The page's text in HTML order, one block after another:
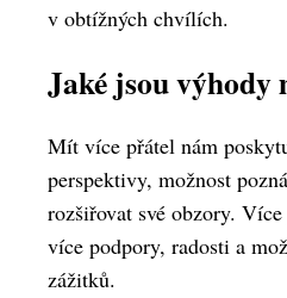
v obtížných chvílích.
Jaké jsou výhody
Mít více přátel nám
perspektivy, možnost
rozšiřovat své obzory.
více podpory, radosti a
zážitků.